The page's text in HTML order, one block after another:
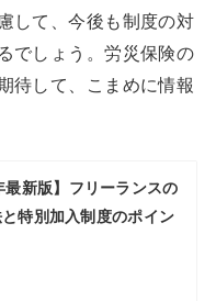
して、今後も制度の対
でしょう。労災保険の
待して、こまめに情報
最新版】フリーランスの
特別加入制度のポイン